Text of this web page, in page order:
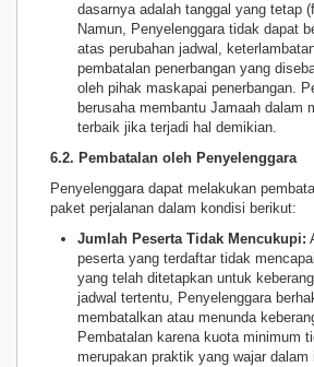
dasarnya adalah tanggal yang tetap
Namun, Penyelenggara tidak dapat
atas perubahan jadwal,
pembatalan penerbangan yang
oleh pihak maskapai penerbangan.
berusaha membantu Jamaah dalam
terbaik jika terjadi hal demikian.
6.2. Pembatalan oleh Penyelenggara
Penyelenggara dapat melakukan
paket perjalanan dalam kondisi berikut:
Jumlah Peserta Tidak Mencukupi:
peserta yang terdaftar tidak
yang telah ditetapkan untuk
jadwal tertentu, Penyelenggara
membatalkan atau menunda
Pembatalan karena kuota minimum
merupakan praktik yang wajar dalam